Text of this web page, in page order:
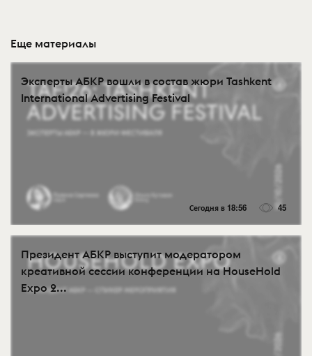
Еще материалы
Эксперты АБКР вошли в состав жюри Tashkent
International Advertising Festival
Сегодня в 18:56 45
Президент АБКР выступит модератором
креативной сессии конференции на HouseHold
Expo 2...